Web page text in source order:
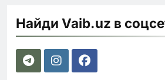
Найди Vaib.uz в